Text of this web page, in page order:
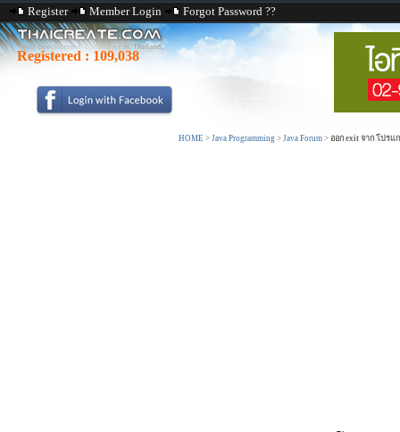
Register Member Login Forgot Password ??
Registered : 109,038
HOME > Java Programming > Java Forum > ออก exit จาก โปรแ